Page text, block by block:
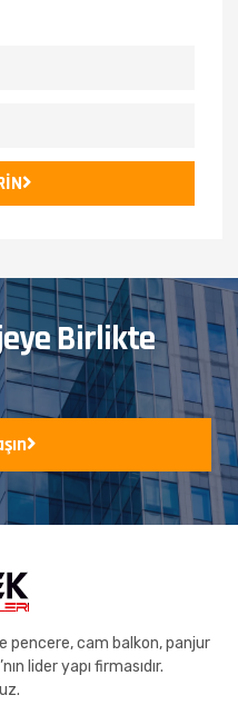
Birlikte
pencere, cam balkon, panjur
lider yapı firmasıdır.